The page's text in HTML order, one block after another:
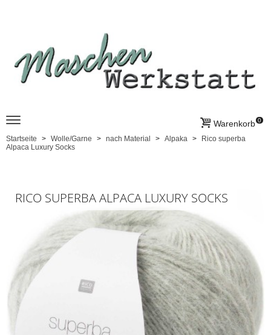
Warenkorb 0
Startseite Wolle/Garne nach Material Alpaka
Rico superba
Alpaca Luxury Socks
RICO SUPERBA ALPACA LUXURY SOCKS